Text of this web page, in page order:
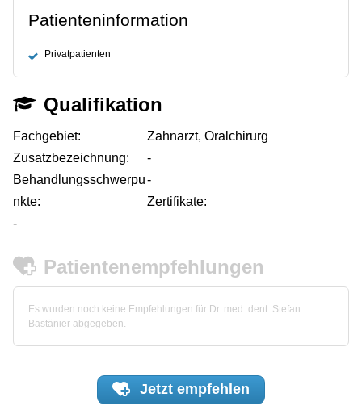
Patienteninformation
Privatpatienten
Qualifikation
Fachgebiet:
Zahnarzt, Oralchirurg
Zusatzbezeichnung:
-
Behandlungsschwerpu
nkte:
-
Zertifikate:
-
Patientenempfehlungen
Es wurden noch keine Empfehlungen für Dr. med. dent. Stefan
Bastänier abgegeben.
Jetzt empfehlen